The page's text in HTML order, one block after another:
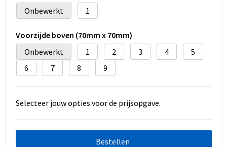
Onbewerkt
1
Voorzijde boven (70mm x 70mm)
Onbewerkt
1 2 3 4
5
6
7 8 9
Selecteer jouw opties voor de prijsopgave.
Bestellen